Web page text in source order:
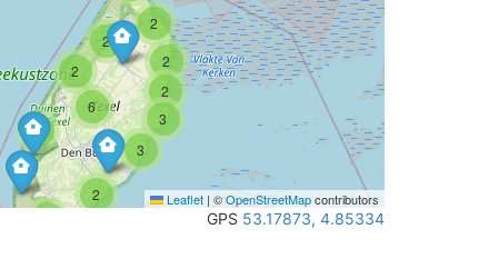
3
2
2
2
3
2
2
6
2
3
Leaflet | ©OpenStreetMapcontributors
GPS 53.17873, 4.85334